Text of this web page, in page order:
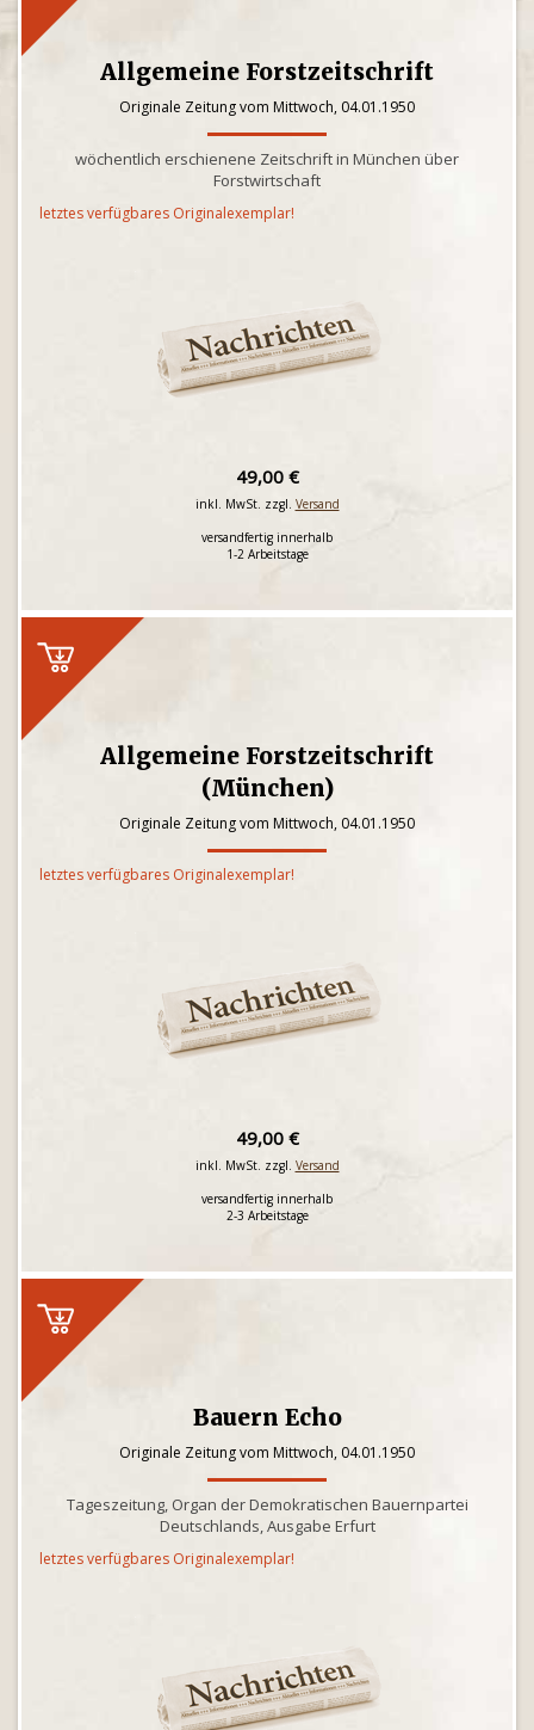
Allgemeine Forstzeitschrift
Originale Zeitung vom Mittwoch, 04.01.1950
wöchentlich erschienene Zeitschrift in München über
Forstwirtschaft
letztes verfügbares Originalexemplar!
49,00 €
inkl. MwSt. zzgl. Versand
versandfertig innerhalb
1-2 Arbeitstage
Allgemeine Forstzeitschrift
(München)
Originale Zeitung vom Mittwoch, 04.01.1950
letztes verfügbares Originalexemplar!
49,00 €
inkl. MwSt. zzgl. Versand
versandfertig innerhalb
2-3 Arbeitstage
Bauern Echo
Originale Zeitung vom Mittwoch, 04.01.1950
Tageszeitung, Organ der Demokratischen Bauernpartei
Deutschlands, Ausgabe Erfurt
letztes verfügbares Originalexemplar!